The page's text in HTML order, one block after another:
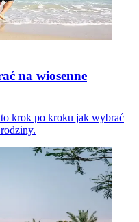
na wiosenne
krok po kroku jak wybrać